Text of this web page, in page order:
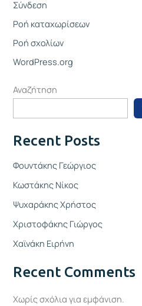
Σύνδεση
Ροή καταχωρίσεων
Ροή σχολίων
WordPress.org
Αναζήτηση
Recent Posts
Φουντάκης Γεώργιος
Κωστάκης Νίκος
Ψυχαράκης Χρήστος
Χριστοφάκης Γιώργος
Χαϊνάκη Ειρήνη
Recent Comments
Χωρίς σχόλια για εμφάνιση.